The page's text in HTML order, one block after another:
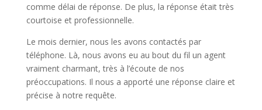
comme délai de réponse. De plus, la réponse était très
courtoise et professionnelle.
Le mois dernier, nous les avons contactés par
téléphone. Là, nous avons eu au bout du fil un agent
vraiment charmant, très à l’écoute de nos
préoccupations. Il nous a apporté une réponse claire et
précise à notre requête.